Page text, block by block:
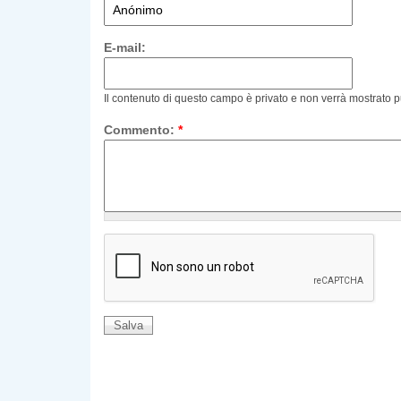
E-mail:
Il contenuto di questo campo è privato e non verrà mostrato
Commento: *